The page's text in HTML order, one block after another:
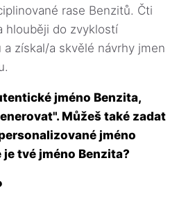
rase Benzitů. Čti
hlouběji do zvyklostí
získal/a skvělé návrhy jmen
jméno Benzita,
Můžeš také zadat
jméno
je tvé jméno Benzita?